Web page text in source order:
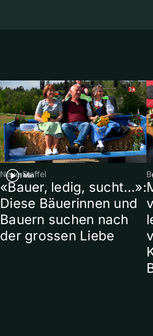
1 Min
Neue Staffel
«Bauer, ledig, sucht…»:
Diese Bäuerinnen und
Bauern suchen nach
der grossen Liebe